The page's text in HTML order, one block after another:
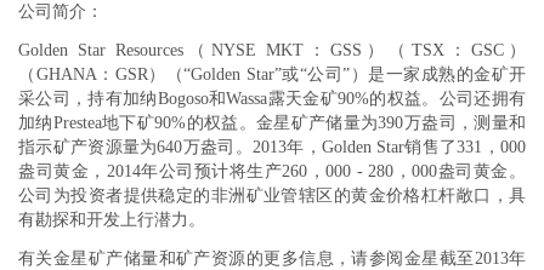
公司简介：
Golden Star Resources（NYSE MKT：GSS）（TSX：GSC）
（GHANA：GSR）（“Golden Star”或“公司”）是一家成熟的金矿开
采公司，持有加纳Bogoso和Wassa露天金矿90%的权益。公司还拥有
加纳Prestea地下矿90%的权益。金星矿产储量为390万盎司，测量和
指示矿产资源量为640万盎司。2013年，Golden Star销售了331，000
盎司黄金，2014年公司预计将生产260，000 - 280，000盎司黄金。
公司为投资者提供稳定的非洲矿业管辖区的黄金价格杠杆敞口，具
有勘探和开发上行潜力。
有关金星矿产储量和矿产资源的更多信息，请参阅金星截至2013年